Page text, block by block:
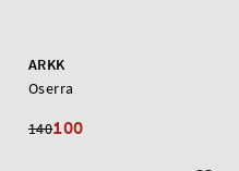
ARKK
Oserra
140100